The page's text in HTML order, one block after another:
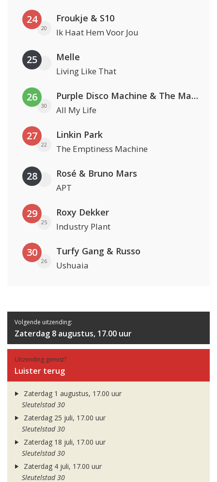
24
20
Froukje & S10
Ik Haat Hem Voor Jou
25 Melle
Living Like That
26
30
Purple Disco Machine & The Magician
All My Life
27
22
Linkin Park
The Emptiness Machine
28 Rosé & Bruno Mars
APT
29
25
Roxy Dekker
Industry Plant
30
26
Turfy Gang & Russo
Ushuaia
Volgende uitzending:
Zaterdag 8 augustus, 17.00 uur
Uitzending gemist?
Luister terug
Zaterdag 1 augustus, 17.00 uur
Sleutelstad 30
Zaterdag 25 juli, 17.00 uur
Sleutelstad 30
Zaterdag 18 juli, 17.00 uur
Sleutelstad 30
Zaterdag 4 juli, 17.00 uur
Sleutelstad 30